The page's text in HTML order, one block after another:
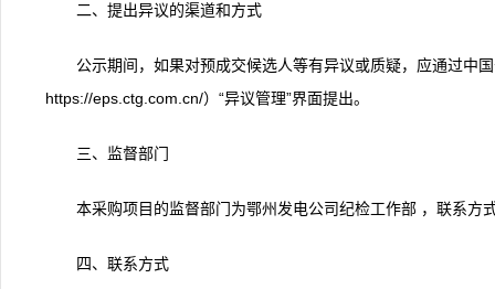
二、提出异议的渠道和方式
公示期间，如果对预成交候选人等有异议或质疑，应通过中
https://eps.ctg.com.cn/）“异议管理”界面提出。
三、监督部门
本采购项目的监督部门为鄂州发电公司纪检工作部 ，联系方
四、联系方式